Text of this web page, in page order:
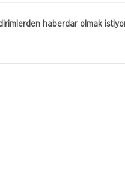
haberdar olmak